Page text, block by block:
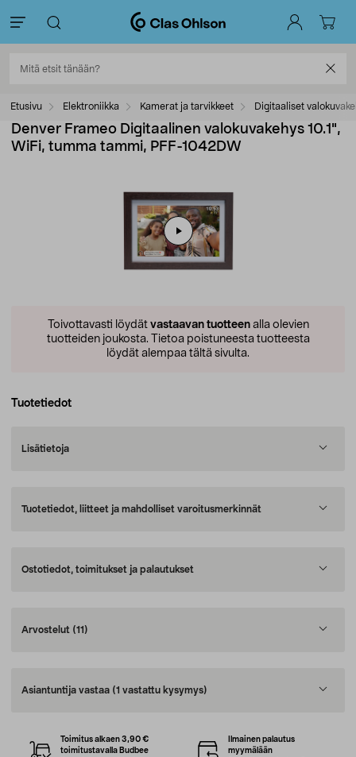
Etusivu Elektroniikka Kamerat ja tarvikkeet Digitaaliset
Denver Frameo Digitaalinen valokuvakehys 10.1",
WiFi, tumma tammi, PFF-1042DW
Toivottavasti löydät vastaavan tuotteenalla olevien
tuotteiden joukosta. Tietoa poistuneesta tuotteesta
löydät alempaa tältä sivulta.
Tuotetiedot
Lisätietoja
Tuotetiedot, liitteet ja mahdolliset varoitusmerkinnät
Ostotiedot, toimitukset ja palautukset
Arvostelut (11)
Asiantuntija vastaa (1 vastattu kysymys)
Toimitus alkaen 3,90 €
toimitustavalla Budbee
Ilmainen palautus
myymälään